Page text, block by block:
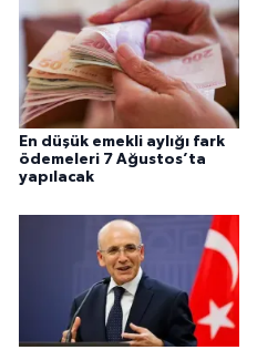
En düşük emekli aylığı fark
ödemeleri 7 Ağustos’ta
yapılacak